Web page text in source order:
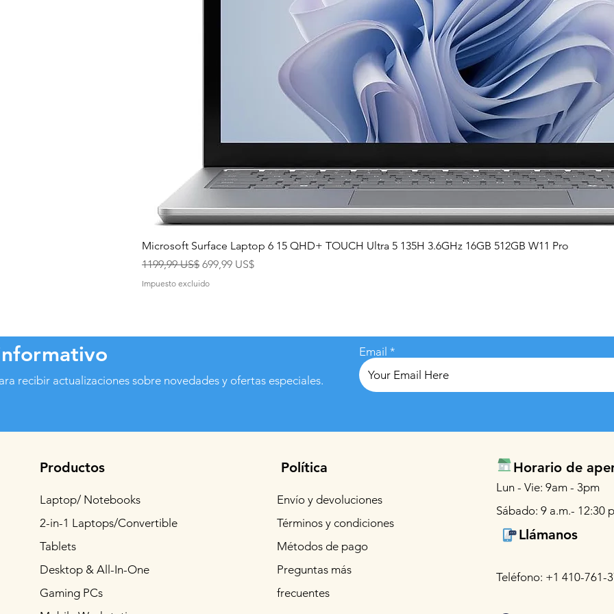
Vista rápida
Microsoft Surface Laptop 6 15 QHD+ TOUCH Ultra 5 135H 3.6GHz 16GB 512GB W11 Pro
Precio
1199,99 US$ Precio de oferta
699,99 US$
Impuesto excluido
recibir actualizaciones sobre novedades y ofertas especiales.
Email
Productos
Laptop/ Notebooks
2-in-1 Laptops/Convertible
Tablets
Desktop & All-In-One
Gaming PCs
Política
Envío y devoluciones
Términos y condiciones
Métodos de pago
Preguntas más
frecuentes
Horario de
Lun - Vie: 9am - 3pm
Sábado: 9 a.m.- 12:30
Llámanos
Teléfono: +1 410-761-